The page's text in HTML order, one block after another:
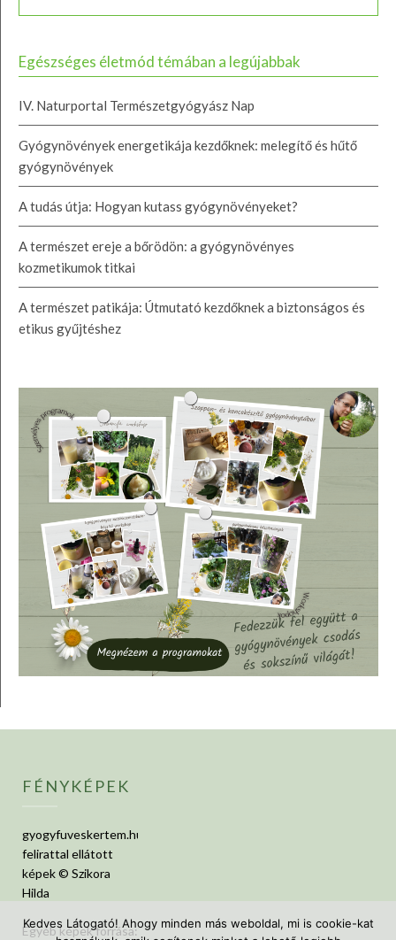
Egészséges életmód témában a legújabbak
IV. Naturportal Természetgyógyász Nap
Gyógynövények energetikája kezdőknek: melegítő és hűtő
gyógynövények
A tudás útja: Hogyan kutass gyógynövényeket?
A természet ereje a bőrödön: a gyógynövényes
kozmetikumok titkai
A természet patikája: Útmutató kezdőknek a biztonságos és
etikus gyűjtéshez
FÉNYKÉPEK
gyogyfuveskertem.hu
felirattal ellátott
képek © Szikora
Hilda
Egyéb képek forrása:
Kedves Látogató! Ahogy minden más weboldal, mi is cookie-kat